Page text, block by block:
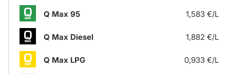
Q Max 95 1,583 €/L
Q Max Diesel 1,882 €/L
Q Max LPG 0,933 €/L